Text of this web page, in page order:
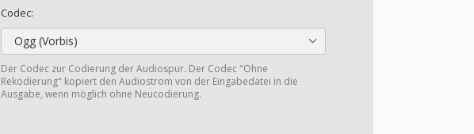
Codec:
Ogg (Vorbis)
Der Codec zur Codierung der Audiospur. Der Codec "Ohne
Rekodierung" kopiert den Audiostrom von der Eingabedatei in die
Ausgabe, wenn möglich ohne Neucodierung.